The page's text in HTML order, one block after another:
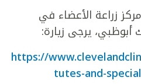
زراعة الأعضاء في
يرجى زيارة:
https://
tutes-and-